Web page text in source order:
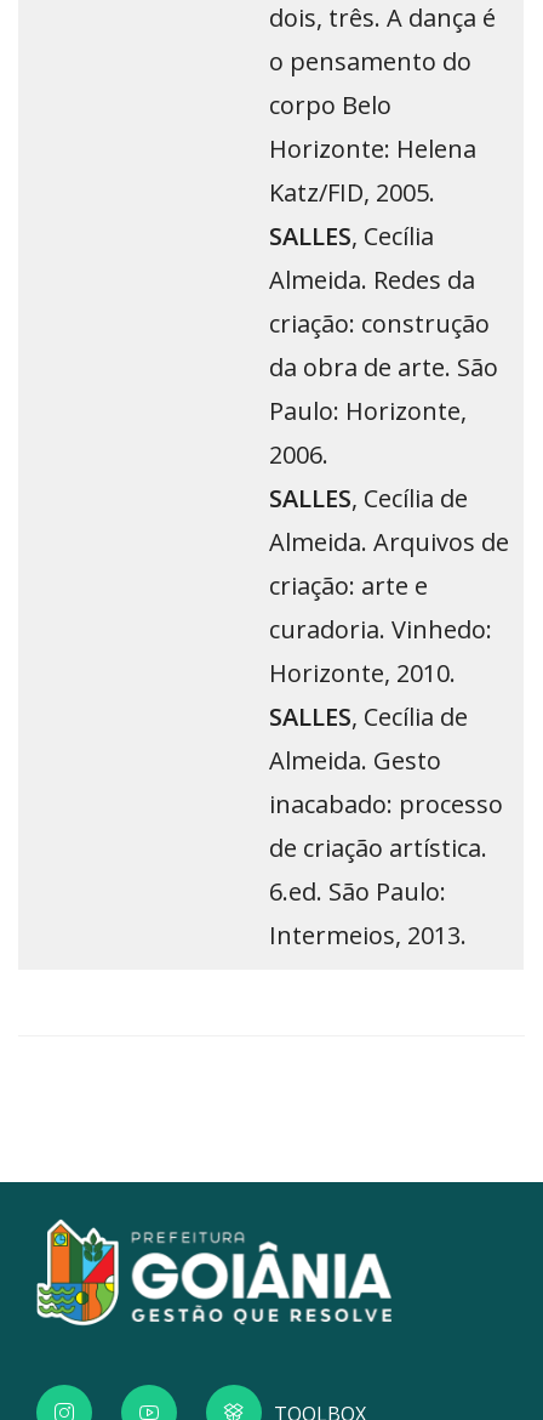
dois, três. A dança é
o pensamento do
corpo Belo
Horizonte: Helena
Katz/FID, 2005.
SALLES, Cecília
Almeida. Redes da
criação: construção
da obra de arte. São
Paulo: Horizonte,
2006.
SALLES, Cecília de
Almeida. Arquivos de
criação: arte e
curadoria. Vinhedo:
Horizonte, 2010.
SALLES, Cecília de
Almeida. Gesto
inacabado: processo
de criação artística.
6.ed. São Paulo:
Intermeios, 2013.
TOOLBOX